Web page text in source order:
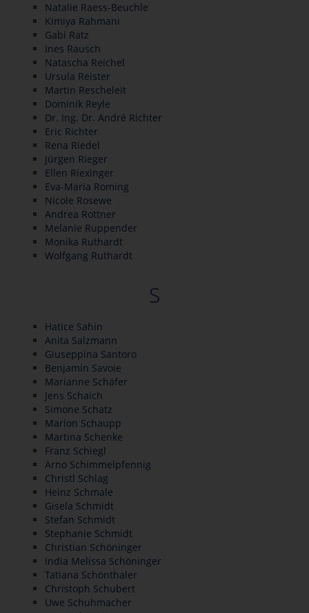
Natalie Raess-Beuchle
Kimiya Rahmani
Gabi Ratz
Ines Rausch
Natascha Reichel
Ursula Reister
Martin Rescheleit
Dominik Reyle
Dr. Ing. Dr. André Richter
Eric Richter
Rena Riedel
Jürgen Rieger
Ellen Riexinger
Eva-Maria Roming
Nicole Rosewe
Andrea Rottner
Melanie Ruppender
Monika Ruthardt
Wolfgang Ruthardt
S
Hatice Sahin
Anita Salzmann
Giuseppina Santoro
Benjamin Savoie
Marianne Schäfer
Jens Schaich
Simone Schatz
Marion Schaupp
Martina Schenke
Franz Schiegl
Arno Schimmelpfennig
Christl Schlag
Heinz Schmale
Gisela Schmidt
Stefan Schmidt
Stephanie Schmidt
Christian Schöninger
India Melissa Schöninger
Tatiana Schönthaler
Christoph Schubert
Uwe Schuhmacher